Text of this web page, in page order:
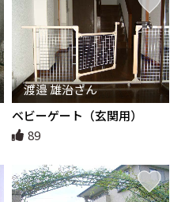
渡邉 雄治さん
ベビーゲート（玄関用）
89